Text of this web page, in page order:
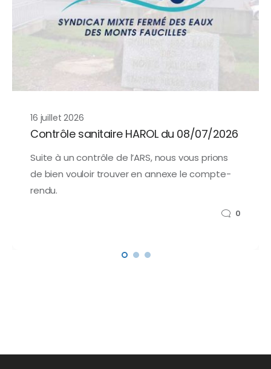
16 juillet 2026
Contrôle sanitaire HAROL du 08/07/2026
Suite à un contrôle de l’ARS, nous vous prions
de bien vouloir trouver en annexe le compte-
rendu.
0